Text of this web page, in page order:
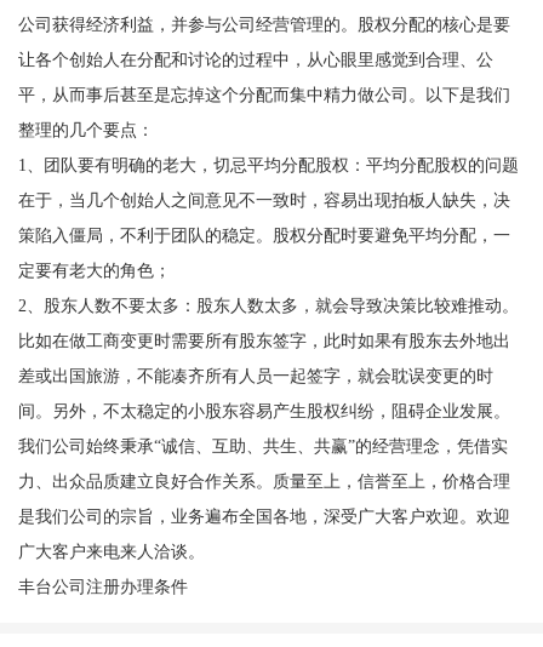
公司获得经济利益，并参与公司经营管理的。股权分配的核心是要
让各个创始人在分配和讨论的过程中，从心眼里感觉到合理、公
平，从而事后甚至是忘掉这个分配而集中精力做公司。以下是我们
整理的几个要点：
1、团队要有明确的老大，切忌平均分配股权：平均分配股权的问题
在于，当几个创始人之间意见不一致时，容易出现拍板人缺失，决
策陷入僵局，不利于团队的稳定。股权分配时要避免平均分配，一
定要有老大的角色；
2、股东人数不要太多：股东人数太多，就会导致决策比较难推动。
比如在做工商变更时需要所有股东签字，此时如果有股东去外地出
差或出国旅游，不能凑齐所有人员一起签字，就会耽误变更的时
间。另外，不太稳定的小股东容易产生股权纠纷，阻碍企业发展。
我们公司始终秉承“诚信、互助、共生、共赢”的经营理念，凭借实
力、出众品质建立良好合作关系。质量至上，信誉至上，价格合理
是我们公司的宗旨，业务遍布全国各地，深受广大客户欢迎。欢迎
广大客户来电来人洽谈。
丰台公司注册办理条件